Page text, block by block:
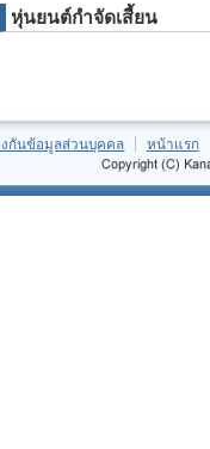
หุ่นยนต์กำจัดเสี้ยน
งกันข้อมูลส่วนบุคคล หน้าแรก